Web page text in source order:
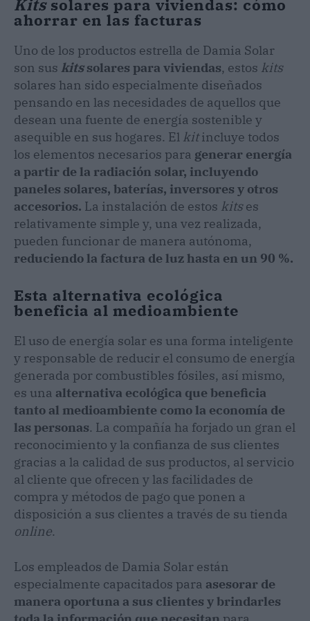
Kits solares para viviendas: cómo
ahorrar en las facturas
Uno de los productos estrella de Damia Solar
son sus kitssolares para viviendas, estos kits
solares han sido especialmente diseñados
pensando en las necesidades de aquellos que
desean una fuente de energía sostenible y
asequible en sus hogares. El kitincluye todos
los elementos necesarios para generar energía
a partir de la radiación solar, incluyendo
paneles solares, baterías, inversores y otros
accesorios. La instalación de estos kitses
relativamente simple y, una vez realizada,
pueden funcionar de manera autónoma,
reduciendo la factura de luz hasta en un 90 %.
Esta alternativa ecológica
beneficia al medioambiente
El uso de energía solar es una forma inteligente
y responsable de reducir el consumo de energía
generada por combustibles fósiles, así mismo,
es una alternativa ecológica que beneficia
tanto al medioambiente como la economía de
las personas. La compañía ha forjado un gran el
reconocimiento y la confianza de sus clientes
gracias a la calidad de sus productos, al servicio
al cliente que ofrecen y las facilidades de
compra y métodos de pago que ponen a
disposición a sus clientes a través de su tienda
online.
Los empleados de Damia Solar están
especialmente capacitados para asesorar de
manera oportuna a sus clientes y brindarles